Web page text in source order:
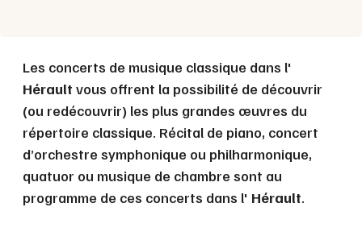
Les concerts de musique classique dans l'
Hérault vous offrent la possibilité de découvrir
(ou redécouvrir) les plus grandes œuvres du
répertoire classique. Récital de piano, concert
d’orchestre symphonique ou philharmonique,
quatuor ou musique de chambre sont au
programme de ces concerts dans l' Hérault.